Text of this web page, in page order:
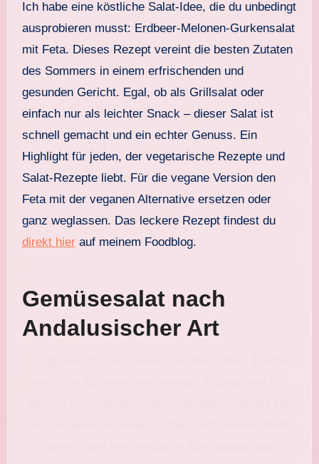
Ich habe eine köstliche Salat-Idee, die du unbedingt
ausprobieren musst: Erdbeer-Melonen-Gurkensalat
mit Feta. Dieses Rezept vereint die besten Zutaten
des Sommers in einem erfrischenden und
gesunden Gericht. Egal, ob als Grillsalat oder
einfach nur als leichter Snack – dieser Salat ist
schnell gemacht und ein echter Genuss. Ein
Highlight für jeden, der vegetarische Rezepte und
Salat-Rezepte liebt. Für die vegane Version den
Feta mit der veganen Alternative ersetzen oder
ganz weglassen. Das leckere Rezept findest du
direkt hierauf meinem Foodblog.
Gemüsesalat nach
Andalusischer Art